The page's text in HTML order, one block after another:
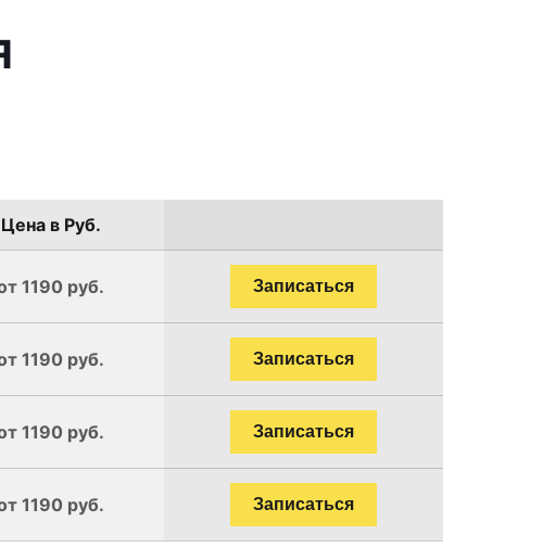
Цена в Руб.
1190 руб. Записаться
1190 руб. Записаться
1190 руб. Записаться
1190 руб. Записаться